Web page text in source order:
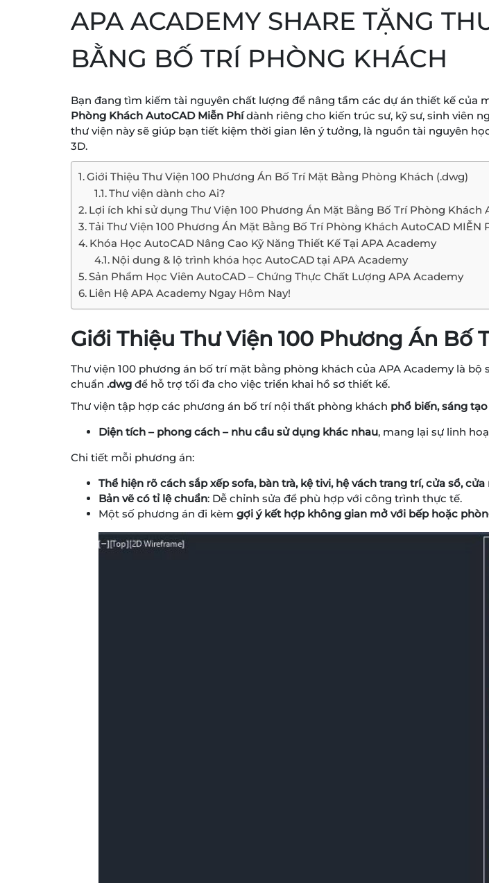
APA ACADEMY SHARE TẶNG
BẰNG BỐ TRÍ PHÒNG KHÁCH
Bạn đang tìm kiếm tài nguyên chất lượng để nâng tầm các dự án thiết kế của
Phòng Khách AutoCAD Miễn Phídành riêng cho kiến trúc sư, kỹ sư, sinh viên
thư viện này sẽ giúp bạn tiết kiệm thời gian lên ý tưởng, là nguồn tài nguyên
3D.
Giới Thiệu Thư Viện 100 Phương Án Bố Trí Mặt Bằng Phòng Khách (.dwg)
Thư viện dành cho Ai?
Lợi ích khi sử dụng Thư Viện 100 Phương Án Mặt Bằng Bố Trí Phòng Khách
Tải Thư Viện 100 Phương Án Mặt Bằng Bố Trí Phòng Khách AutoCAD MIỄN
Khóa Học AutoCAD Nâng Cao Kỹ Năng Thiết Kế Tại APA Academy
Nội dung & lộ trình khóa học AutoCAD tại APA Academy
Sản Phẩm Học Viên AutoCAD – Chứng Thực Chất Lượng APA Academy
Liên Hệ APA Academy Ngay Hôm Nay!
Giới Thiệu Thư Viện 100 Phương Án
Thư viện 100 phương án bố trí mặt bằng phòng khách của APA Academy là
chuẩn .dwg để hỗ trợ tối đa cho việc triển khai hồ sơ thiết kế.
Thư viện tập hợp các phương án bố trí nội thất phòng khách phổ biến, sáng
Diện tích – phong cách – nhu cầu sử dụng khác nhau, mang lại sự linh
Chi tiết mỗi phương án:
Thể hiện rõ cách sắp xếp sofa, bàn trà, kệ tivi, hệ vách trang trí, cửa sổ, cửa
Bản vẽ có tỉ lệ chuẩn: Dễ chỉnh sửa để phù hợp với công trình thực tế.
Một số phương án đi kèm gợi ý kết hợp không gian mở với bếp hoặc